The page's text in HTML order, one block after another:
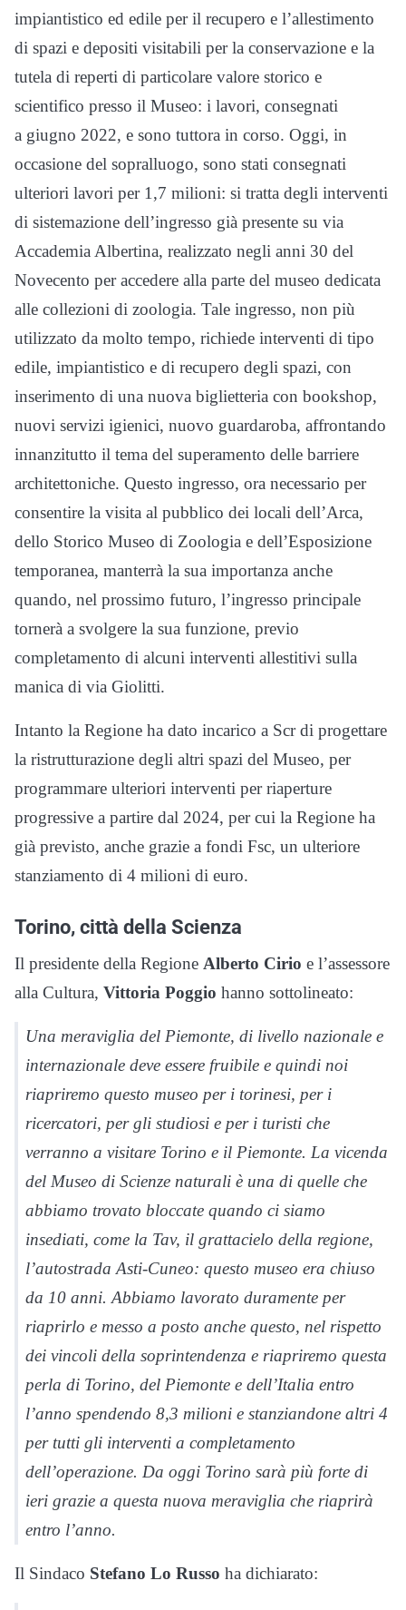
impiantistico ed edile per il recupero e l’allestimento
di spazi e depositi visitabili per la conservazione e la
tutela di reperti di particolare valore storico e
scientifico presso il Museo: i lavori, consegnati
a giugno 2022, e sono tuttora in corso. Oggi, in
occasione del sopralluogo, sono stati consegnati
ulteriori lavori per 1,7 milioni: si tratta degli interventi
di sistemazione dell’ingresso già presente su via
Accademia Albertina, realizzato negli anni 30 del
Novecento per accedere alla parte del museo dedicata
alle collezioni di zoologia. Tale ingresso, non più
utilizzato da molto tempo, richiede interventi di tipo
edile, impiantistico e di recupero degli spazi, con
inserimento di una nuova biglietteria con bookshop,
nuovi servizi igienici, nuovo guardaroba, affrontando
innanzitutto il tema del superamento delle barriere
architettoniche. Questo ingresso, ora necessario per
consentire la visita al pubblico dei locali dell’Arca,
dello Storico Museo di Zoologia e dell’Esposizione
temporanea, manterrà la sua importanza anche
quando, nel prossimo futuro, l’ingresso principale
tornerà a svolgere la sua funzione, previo
completamento di alcuni interventi allestitivi sulla
manica di via Giolitti.
Intanto la Regione ha dato incarico a Scr di progettare
la ristrutturazione degli altri spazi del Museo, per
programmare ulteriori interventi per riaperture
progressive a partire dal 2024, per cui la Regione ha
già previsto, anche grazie a fondi Fsc, un ulteriore
stanziamento di 4 milioni di euro.
Torino, città della Scienza
Il presidente della Regione Alberto Cirio e l’assessore
alla Cultura, Vittoria Poggio hanno sottolineato:
Una meraviglia del Piemonte, di livello nazionale e
internazionale deve essere fruibile e quindi noi
riapriremo questo museo per i torinesi, per i
ricercatori, per gli studiosi e per i turisti che
verranno a visitare Torino e il Piemonte. La vicenda
del Museo di Scienze naturali è una di quelle che
abbiamo trovato bloccate quando ci siamo
insediati, come la Tav, il grattacielo della regione,
l’autostrada Asti-Cuneo: questo museo era chiuso
da 10 anni. Abbiamo lavorato duramente per
riaprirlo e messo a posto anche questo, nel rispetto
dei vincoli della soprintendenza e riapriremo questa
perla di Torino, del Piemonte e dell’Italia entro
l’anno spendendo 8,3 milioni e stanziandone altri 4
per tutti gli interventi a completamento
dell’operazione. Da oggi Torino sarà più forte di
ieri grazie a questa nuova meraviglia che riaprirà
entro l’anno.
Il Sindaco Stefano Lo Russo ha dichiarato: